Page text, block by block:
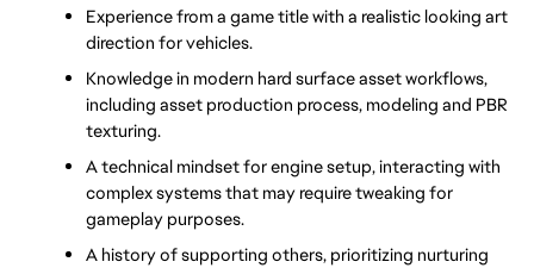
Experience from a game title with a realistic looking art
direction for vehicles.
Knowledge in modern hard surface asset workflows,
including asset production process, modeling and PBR
texturing.
A technical mindset for engine setup, interacting with
complex systems that may require tweaking for
gameplay purposes.
A history of supporting others, prioritizing nurturing